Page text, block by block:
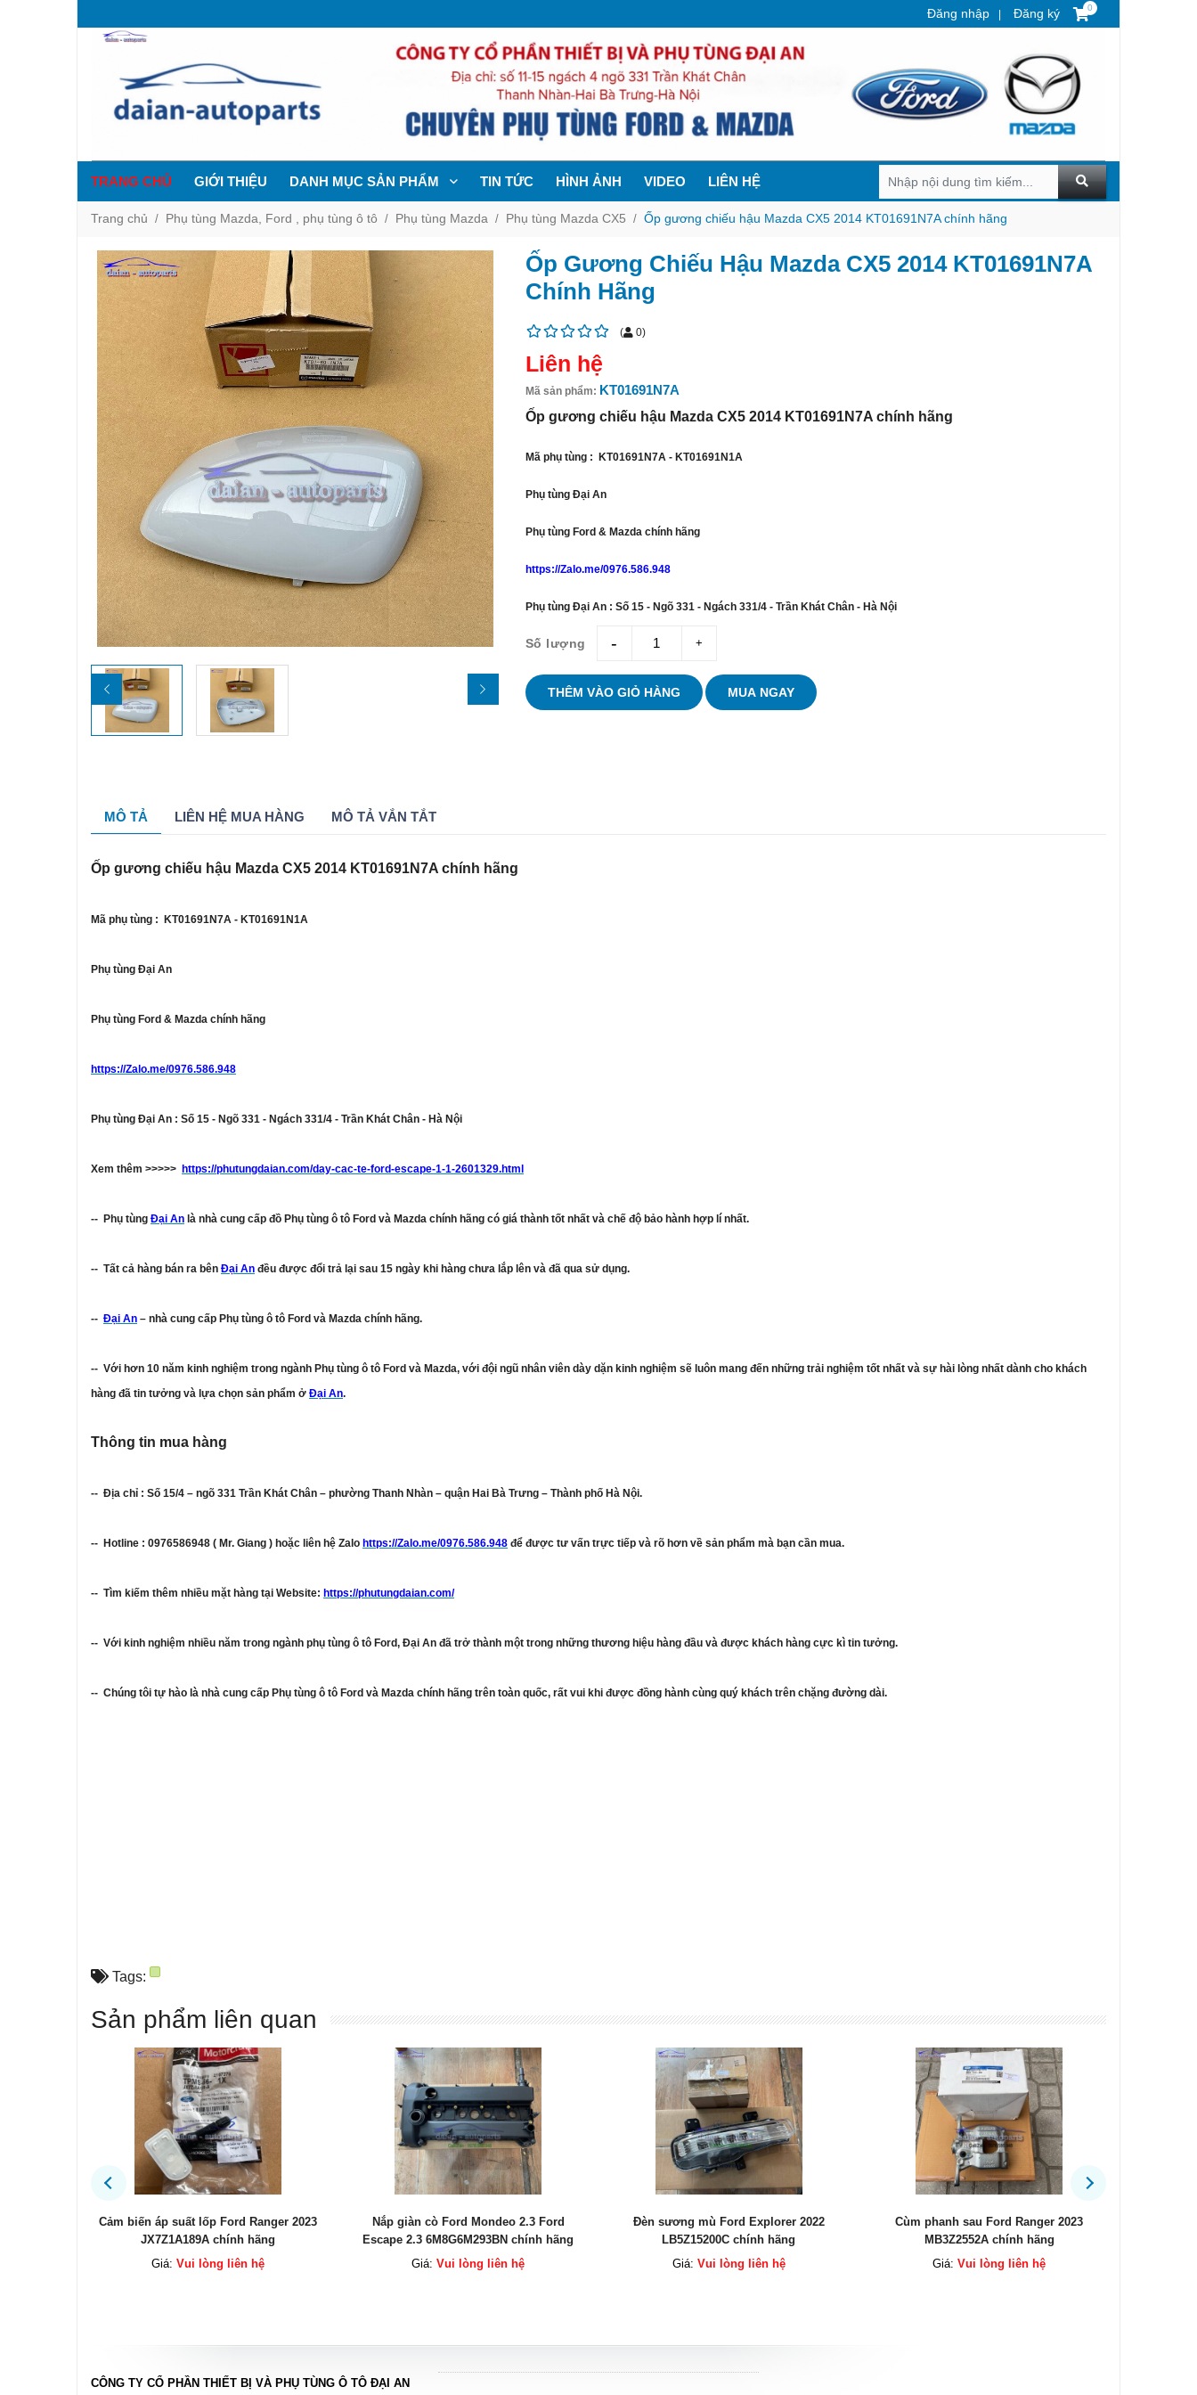
Đăng nhập Đăng ký 0
TRANG CHỦ GIỚI THIỆU DANH MỤC SẢN PHẨM TIN TỨC HÌNH ẢNH VIDEO LIÊN HỆ
Trang chủ Phụ tùng Mazda, Ford , phụ tùng ô tô Phụ tùng Mazda Phụ tùng Mazda CX5 Ốp gương chiếu hậu Mazda CX5 2014 KT01691N7A chính hãng
Ốp Gương Chiếu Hậu Mazda CX5 2014 KT01691N7A
Chính Hãng
( 0)
Liên hệ
Mã sản phẩm: KT01691N7A
Ốp gương chiếu hậu Mazda CX5 2014 KT01691N7A chính hãng
Mã phụ tùng : KT01691N7A - KT01691N1A
Phụ tùng Đại An
Phụ tùng Ford & Mazda chính hãng
https://Zalo.me/0976.586.948
Phụ tùng Đại An : Số 15 - Ngõ 331 - Ngách 331/4 - Trần Khát Chân - Hà Nội
Số lượng giam tang
THÊM VÀO GIỎ HÀNG MUA NGAY
MÔ TẢ LIÊN HỆ MUA HÀNG MÔ TẢ VẮN TẮT
Ốp gương chiếu hậu Mazda CX5 2014 KT01691N7A chính hãng
Mã phụ tùng : KT01691N7A - KT01691N1A
Phụ tùng Đại An
Phụ tùng Ford & Mazda chính hãng
https://Zalo.me/0976.586.948
Phụ tùng Đại An : Số 15 - Ngõ 331 - Ngách 331/4 - Trần Khát Chân - Hà Nội
Xem thêm >>>>> https://phutungdaian.com/day-cac-te-ford-escape-1-1-2601329.html
-- Phụ tùng Đại An là nhà cung cấp đồ Phụ tùng ô tô Ford và Mazda chính hãng có giá thành tốt nhất và chế độ bảo hành hợp lí nhất.
-- Tất cả hàng bán ra bên Đại An đều được đổi trả lại sau 15 ngày khi hàng chưa lắp lên và đã qua sử dụng.
-- Đại An – nhà cung cấp Phụ tùng ô tô Ford và Mazda chính hãng.
-- Với hơn 10 năm kinh nghiệm trong ngành Phụ tùng ô tô Ford và Mazda, với đội ngũ nhân viên dày dặn kinh nghiệm sẽ luôn mang đến những trải nghiệm tốt nhất và sự hài lòng nhất dành cho khách
hàng đã tin tưởng và lựa chọn sản phẩm ở Đại An.
Thông tin mua hàng
-- Địa chỉ : Số 15/4 – ngõ 331 Trần Khát Chân – phường Thanh Nhàn – quận Hai Bà Trưng – Thành phố Hà Nội.
-- Hotline : 0976586948 ( Mr. Giang ) hoặc liên hệ Zalo https://Zalo.me/0976.586.948 để được tư vấn trực tiếp và rõ hơn về sản phẩm mà bạn cần mua.
-- Tìm kiếm thêm nhiều mặt hàng tại Website: https://phutungdaian.com/
-- Với kinh nghiệm nhiều năm trong ngành phụ tùng ô tô Ford, Đại An đã trở thành một trong những thương hiệu hàng đầu và được khách hàng cực kì tin tưởng.
-- Chúng tôi tự hào là nhà cung cấp Phụ tùng ô tô Ford và Mazda chính hãng trên toàn quốc, rất vui khi được đồng hành cùng quý khách trên chặng đường dài.
Tags:
Sản phẩm liên quan
Nắp giàn cò Ford Mondeo 2.3 Ford
Escape 2.3 6M8G6M293BN chính hãng
Giá:Vui lòng liên hệ
Đèn sương mù Ford Explorer 2022
LB5Z15200C chính hãng
Giá:Vui lòng liên hệ
Cùm phanh sau Ford Ranger 2023
MB3Z2552A chính hãng
Giá:Vui lòng liên hệ
Ống gió nạp Ford Everest 2.0
EB3G9R504AB chính hãng
Giá:Vui lòng liên hệ
CÔNG TY CỔ PHẦN THIẾT BỊ VÀ PHỤ TÙNG Ô TÔ ĐẠI AN